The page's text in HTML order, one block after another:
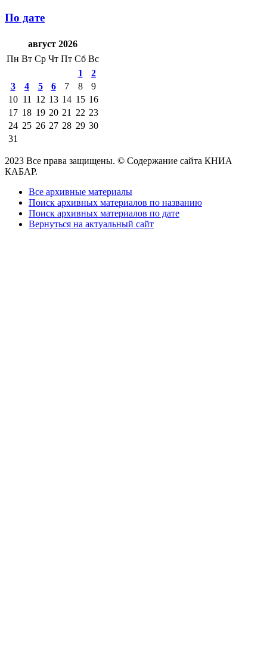
По дате
август 2026
Пн Вт Ср Чт Пт Сб Вс
1
2
3
4 5 6 7 8
9
10 11 12 13 14 15 16
17 18 19 20 21 22 23
24 25 26 27 28 29 30
31
2023 Все права защищены. © Содержание сайта КНИА
КАБАР.
Все архивные материалы
Поиск архивных материалов по названию
Поиск архивных материалов по дате
Вернуться на актуальный сайт